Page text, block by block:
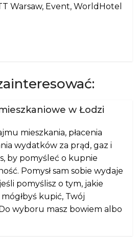
Warsaw, Event, WorldHotel
w Łodzi
mieszkania, płacenia
wydatków za prąd, gaz i
by pomyśleć o kupnie
Pomysł sam sobie wydaje
pomyślisz o tym, jakie
kupić, Twój
wyboru masz bowiem albo